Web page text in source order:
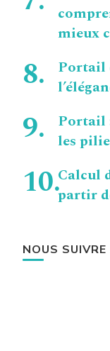
mieux
Portail
Portail
les
Calcul
partir
NOUS